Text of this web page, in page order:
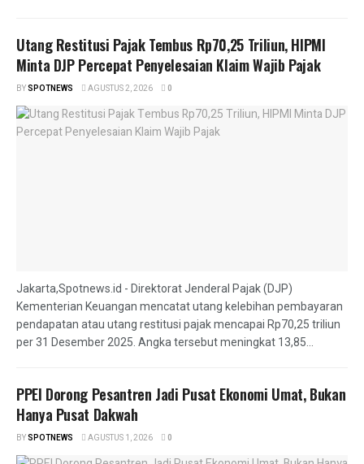
Utang Restitusi Pajak Tembus Rp70,25 Triliun, HIPMI
Minta DJP Percepat Penyelesaian Klaim Wajib Pajak
BYSPOTNEWS AGUSTUS 2, 2026 0
Jakarta,Spotnews.id - Direktorat Jenderal Pajak (DJP)
Kementerian Keuangan mencatat utang kelebihan pembayaran
pendapatan atau utang restitusi pajak mencapai Rp70,25 triliun
per 31 Desember 2025. Angka tersebut meningkat 13,85...
PPEI Dorong Pesantren Jadi Pusat Ekonomi Umat, Bukan
Hanya Pusat Dakwah
BYSPOTNEWS AGUSTUS 1, 2026 0